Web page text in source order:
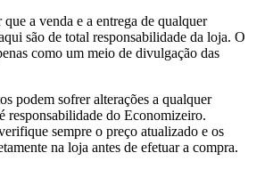
a venda e a entrega de qualquer
são de total responsabilidade da loja. O
como um meio de divulgação das
podem sofrer alterações a qualquer
responsabilidade do Economizeiro.
sempre o preço atualizado e os
na loja antes de efetuar a compra.